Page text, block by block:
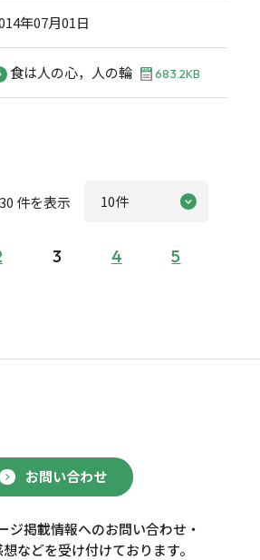
年07月01日
食は人の心，人の輪 683.2KB
件を表示
3 4 5
お問い合わせ
ジ掲載情報へのお問い合わせ・
などを受け付けております。